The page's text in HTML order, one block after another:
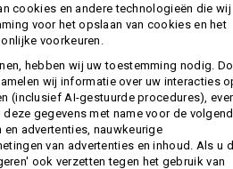
!!! Seizoensartikel !!! Levering
Personalisatie:
meer
cookies en andere technologieën die wij
voor het opslaan van cookies en het
voorkeuren.
hebben wij uw toestemming nodig.
wij informatie over uw interacties
(inclusief AI-gestuurde procedures),
gegevens met name voor de
advertenties, nauwkeurige
van advertenties en inhoud. Als u
ook verzetten tegen het gebruik van